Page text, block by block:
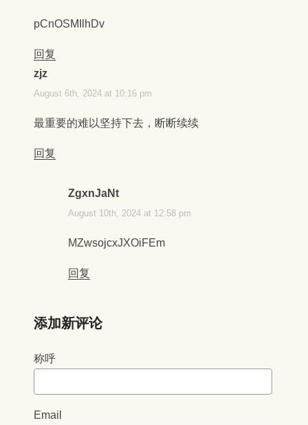
pCnOSMIlhDv
回复
zjz
August 6th, 2024 at 10:16 pm
最重要的难以坚持下去，断断续续
回复
ZgxnJaNt
August 10th, 2024 at 12:58 pm
MZwsojcxJXOiFEm
回复
添加新评论
称呼
Email